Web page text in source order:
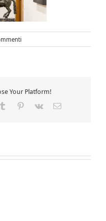
Your Platform!
Tumblr Pinterest
Vk Email